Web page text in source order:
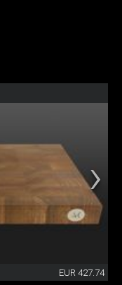
EUR 427.74